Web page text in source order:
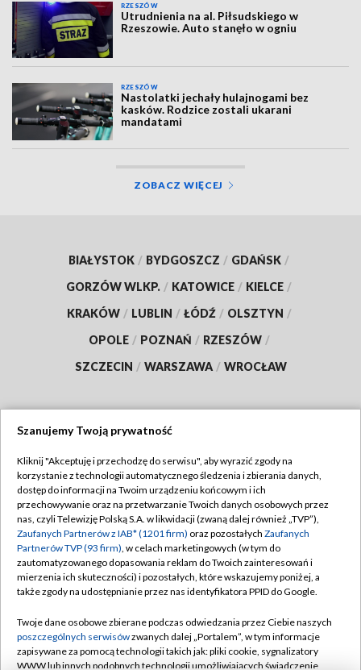
RZESZÓW
Utrudnienia na al. Piłsudskiego w
Rzeszowie. Auto stanęło w ogniu
RZESZÓW
Nastolatki jechały hulajnogami bez
kasków. Rodzice zostali ukarani
mandatami
ZOBACZ WIĘCEJ
BIAŁYSTOK / BYDGOSZCZ / GDAŃSK /
GORZÓW WLKP. / KATOWICE / KIELCE /
KRAKÓW / LUBLIN / ŁÓDŹ / OLSZTYN /
OPOLE / POZNAŃ / RZESZÓW /
SZCZECIN / WARSZAWA / WROCŁAW
TVP
Abonament TVP
Emisja w TVP
Centrum informacji TVP
Naziemna Telewizja Cyfrowa
Rada Programowa
System NOS
Regulamin TVP
Polityka prywatności
Moje zgody
Pomoc
Kontakt
Szanujemy Twoją prywatność
Kliknij "Akceptuję i przechodzę do serwisu", aby wyrazić zgody na
korzystanie z technologii automatycznego śledzenia i zbierania danych,
dostęp do informacji na Twoim urządzeniu końcowym i ich
przechowywanie oraz na przetwarzanie Twoich danych osobowych przez
nas, czyli Telewizję Polską S.A. w likwidacji (zwaną dalej również „TVP”),
Zaufanych Partnerów z IAB* (1201 firm) oraz pozostałych Zaufanych
Partnerów TVP (93 firm), w celach marketingowych (w tym do
zautomatyzowanego dopasowania reklam do Twoich zainteresowań i
mierzenia ich skuteczności) i pozostałych, które wskazujemy poniżej, a
także zgody na udostępnianie przez nas identyfikatora PPID do Google.
Twoje dane osobowe zbierane podczas odwiedzania przez Ciebie naszych
poszczególnych serwisówzwanych dalej „Portalem”, w tym informacje
zapisywane za pomocą technologii takich jak: pliki cookie, sygnalizatory
WWW lub innych podobnych technologii umożliwiających świadczenie